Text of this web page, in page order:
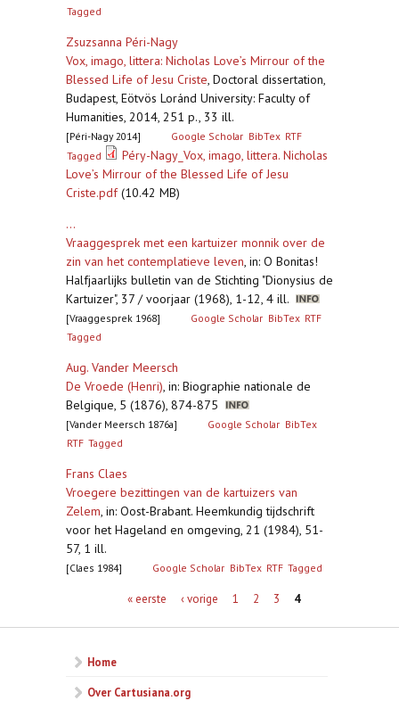
Tagged
Zsuzsanna Péri-Nagy
Vox, imago, littera: Nicholas Love’s Mirrour of the
Blessed Life of Jesu Criste, Doctoral dissertation,
Budapest, Eötvös Loránd University: Faculty of
Humanities, 2014, 251 p., 33 ill.
[Péri-Nagy 2014] Google Scholar BibTex RTF
Tagged
Péry-Nagy_Vox, imago, littera. Nicholas
Love’s Mirrour of the Blessed Life of Jesu
Criste.pdf(10.42 MB)
...
Vraaggesprek met een kartuizer monnik over de
zin van het contemplatieve leven, in: O Bonitas!
Halfjaarlijks bulletin van de Stichting "Dionysius de
Kartuizer", 37 / voorjaar (1968), 1-12, 4 ill.
[Vraaggesprek 1968] Google Scholar BibTex RTF
Tagged
Aug. Vander Meersch
De Vroede (Henri), in: Biographie nationale de
Belgique, 5 (1876), 874-875
[Vander Meersch 1876a] Google Scholar BibTex
RTF Tagged
Frans Claes
Vroegere bezittingen van de kartuizers van
Zelem, in: Oost-Brabant. Heemkundig tijdschrift
voor het Hageland en omgeving, 21 (1984), 51-
57, 1 ill.
[Claes 1984] Google Scholar BibTex RTF Tagged
« eerste ‹ vorige 1 2 3 4
Home
Over Cartusiana.org